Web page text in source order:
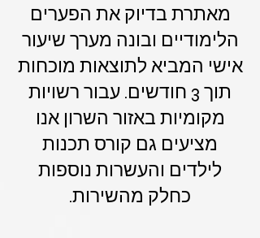
מאתרת בדיוק את הפערים
הלימודיים ובונה מערך שיעור
אישי המביא לתוצאות מוכחות
תוך 3 חודשים. עבור רשויות
מקומיות באזור השרון אנו
מציעים גם קורס תכנות
לילדים והעשרות נוספות
כחלק מהשירות.